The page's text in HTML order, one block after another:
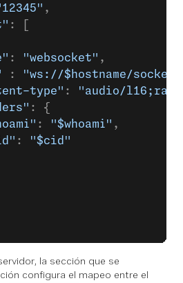
,
: [
: "websocket" ,
: "ws://$hostname/socket"
type"
:
"audio/
: {
: "$whoami" ,
:
"$cid"
la sección que se
configura el mapeo entre el